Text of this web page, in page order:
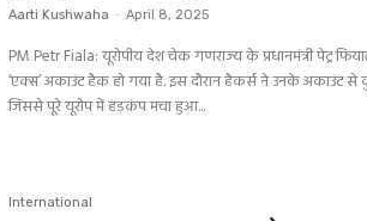
Aarti Kushwaha - April 8, 2025
PM Petr Fiala: यूरोपीय देश चेक गणराज्य के प्रधानमंत्री पेट्र
‘एक्स’ अकाउंट हैक हो गया है. इस दौरान हैकर्स ने उनके अकाउंट से
जिससे पूरे यूरोप में हड़कंप मचा हुआ...
International